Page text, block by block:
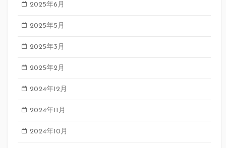
2025年6月
2025年5月
2025年3月
2025年2月
2024年12月
2024年11月
2024年10月